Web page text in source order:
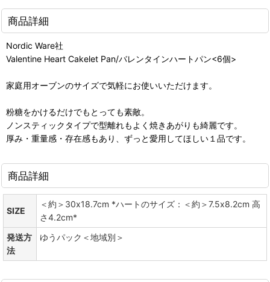
商品詳細
Nordic Ware社
Valentine Heart Cakelet Pan/バレンタインハートパン<6個>
家庭用オーブンのサイズで気軽にお使いいただけます。
粉糖をかけるだけでもとっても素敵。
ノンスティックタイプで型離れもよく焼きあがりも綺麗です。
厚み・重量感・存在感もあり、ずっと愛用してほしい１品です。
商品詳細
SIZE
＜約＞30x18.7cm *ハートのサイズ：＜約＞7.5x8.2cm 高
さ4.2cm*
発送方
法
ゆうパック＜地域別＞